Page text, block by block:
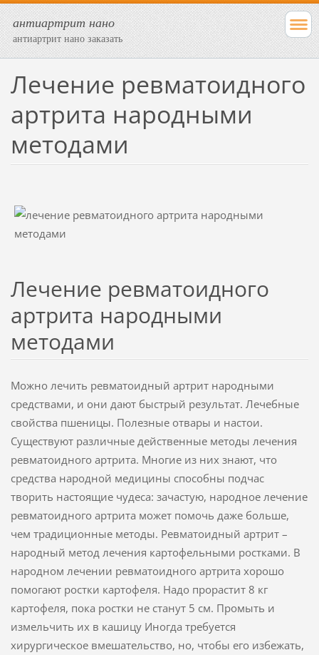
антиартрит нано
антиартрит нано заказать
Лечение ревматоидного
артрита народными
методами
Лечение ревматоидного
артрита народными
методами
Можно лечить ревматоидный артрит народными
средствами, и они дают быстрый результат. Лечебные
свойства пшеницы. Полезные отвары и настои.
Существуют различные действенные методы лечения
ревматоидного артрита. Многие из них знают, что
средства народной медицины способны подчас
творить настоящие чудеса: зачастую, народное лечение
ревматоидного артрита может помочь даже больше,
чем традиционные методы. Ревматоидный артрит –
народный метод лечения картофельными ростками. В
народном лечении ревматоидного артрита хорошо
помогают ростки картофеля. Надо прорастит 8 кг
картофеля, пока ростки не станут 5 см. Промыть и
измельчить их в кашицу Иногда требуется
хирургическое вмешательство, но, чтобы его избежать,